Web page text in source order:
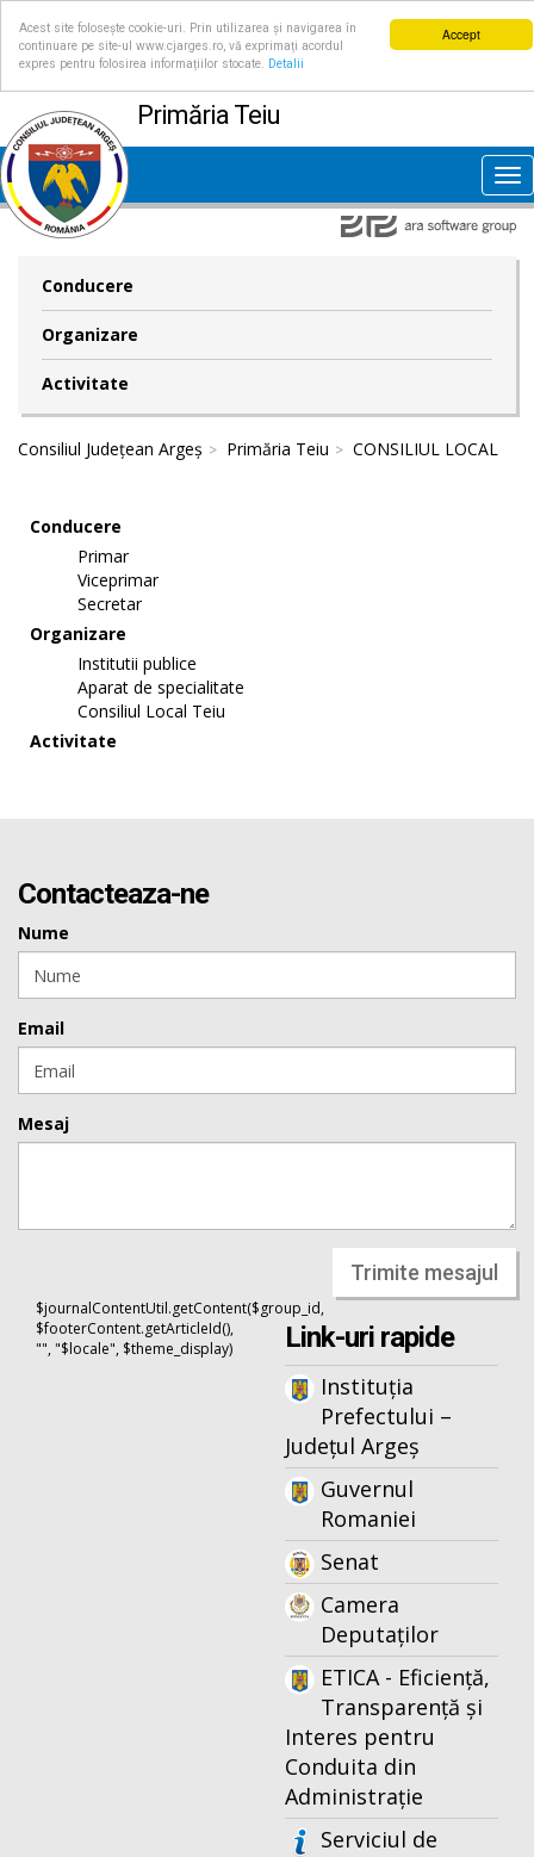
Accept
Acest site folosește cookie-uri. Prin utilizarea și navigarea în
continuare pe site-ul www.cjarges.ro, vă exprimați acordul
expres pentru folosirea informațiilor stocate.
Detalii
Primăria Teiu
Conducere
Organizare
Activitate
Consiliul Județean Argeș Primăria Teiu CONSILIUL LOCAL
Conducere
Primar
Viceprimar
Secretar
Organizare
Institutii publice
Aparat de specialitate
Consiliul Local Teiu
Activitate
Contacteaza-ne
Nume
Email
Mesaj
Trimite mesajul
$journalContentUtil.getContent($group_id,
$footerContent.getArticleId(),
"", "$locale", $theme_display)
Link-uri rapide
Instituția
Prefectului –
Județul Argeș
Guvernul
Romaniei
Senat
Camera
Deputaților
ETICA - Eficiență,
Transparență și
Interes pentru
Conduita din
Administrație
Serviciul de